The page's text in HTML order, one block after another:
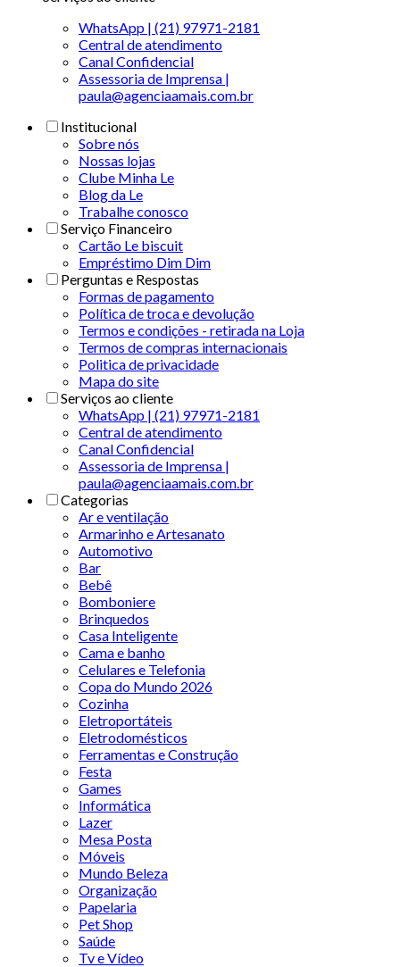
WhatsApp | (21) 97971-2181
Central de atendimento
Canal Confidencial
Assessoria de Imprensa |
paula@agenciaamais.com.br
Institucional
Sobre nós
Nossas lojas
Clube Minha Le
Blog da Le
Trabalhe conosco
Serviço Financeiro
Cartão Le biscuit
Empréstimo Dim Dim
Perguntas e Respostas
Formas de pagamento
Política de troca e devolução
Termos e condições - retirada na Loja
Termos de compras internacionais
Politica de privacidade
Mapa do site
Serviços ao cliente
WhatsApp | (21) 97971-2181
Central de atendimento
Canal Confidencial
Assessoria de Imprensa |
paula@agenciaamais.com.br
Categorias
Ar e ventilação
Armarinho e Artesanato
Automotivo
Bar
Bebê
Bomboniere
Brinquedos
Casa Inteligente
Cama e banho
Celulares e Telefonia
Copa do Mundo 2026
Cozinha
Eletroportáteis
Eletrodomésticos
Ferramentas e Construção
Festa
Games
Informática
Lazer
Mesa Posta
Móveis
Mundo Beleza
Organização
Papelaria
Pet Shop
Saúde
Tv e Vídeo